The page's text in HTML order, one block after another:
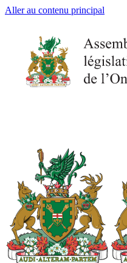
Aller au contenu principal